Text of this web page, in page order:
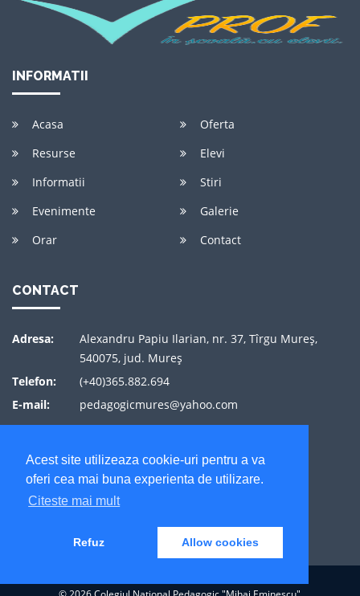
Acest site utilizeaza cookie-uri pentru a va
oferi cea mai buna experienta de utilizare.
Citeste mai mult
Refuz Allow cookies
INFORMATII
Acasa
Oferta
Resurse
Elevi
Informatii
Stiri
Evenimente
Galerie
Orar
Contact
CONTACT
Adresa:
Alexandru Papiu Ilarian, nr. 37, Tîrgu Mureş,
540075, jud. Mureş
Telefon:
(+40)365.882.694
E-mail:
pedagogicmures@yahoo.com